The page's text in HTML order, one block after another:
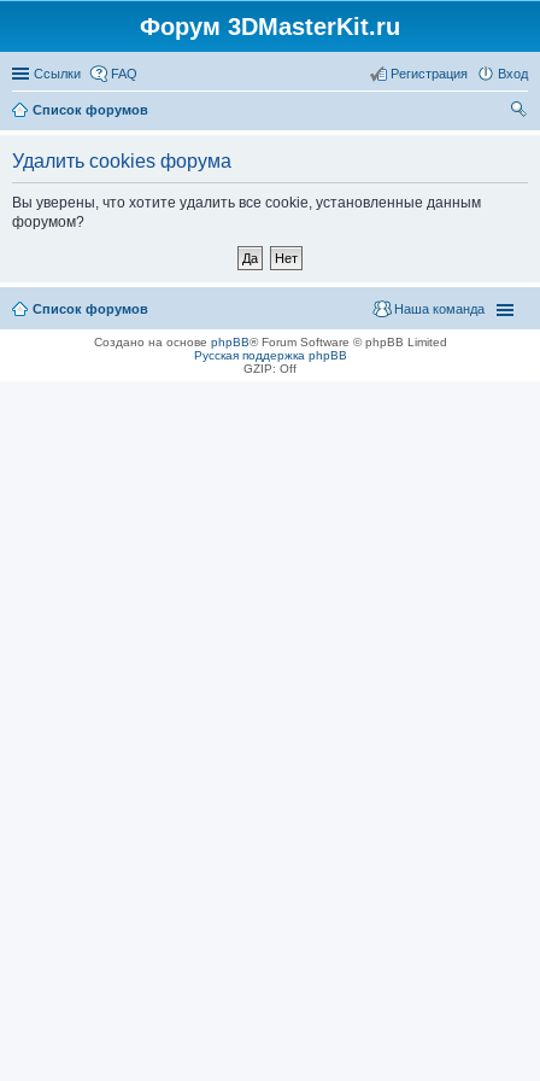
Форум 3DMasterKit.ru
Ссылки FAQ Вход
Регистрация
Список форумов
Удалить cookies форума
Вы уверены, что хотите удалить все cookie, установленные данным
форумом?
Список форумов Наша команда
Создано на основе phpBB® Forum Software © phpBB Limited
Русская поддержка phpBB
GZIP: Off